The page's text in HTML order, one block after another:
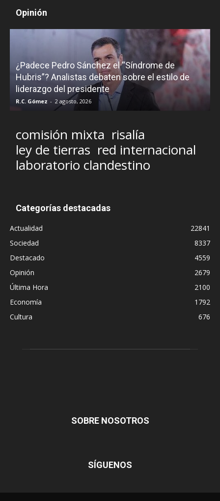
Opinión
¿Padece Pedro Sánchez el “Síndrome de
Hubris”? Analistas debaten sobre el estilo de
liderazgo del presidente
R.C. Gómez - 2 agosto, 2026
comisión mixta risalía
ley de tierras red internacional
laboratorio clandestino
Categorías destacadas
Actualidad
22841
Sociedad
8337
Destacado
4559
Opinión
2679
Última Hora
2100
Economía
1792
Cultura
676
SOBRE NOSOTROS
SÍGUENOS